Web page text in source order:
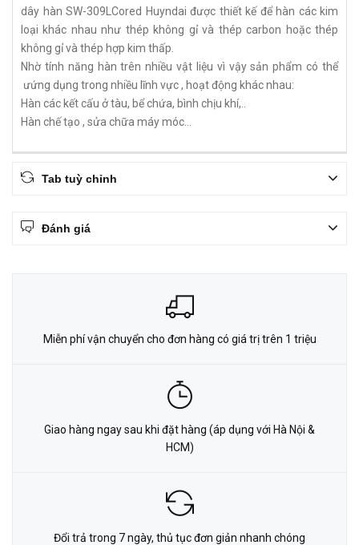
dây hàn SW-309LCored Huyndai được thiết kế để hàn các kim
loại khác nhau như thép không gỉ và thép carbon hoặc thép
không gỉ và thép hợp kim thấp.
Nhờ tính năng hàn trên nhiều vật liệu vì vậy sản phẩm có thể
ưứng dụng trong nhiều lĩnh vực , hoạt động khác nhau:
Hàn các kết cấu ở tàu, bể chứa, bình chịu khí,..
Hàn chế tạo , sửa chữa máy móc...
Tab tuỳ chỉnh
Đánh giá
Miễn phí vận chuyển cho đơn hàng có giá trị trên 1 triệu
Giao hàng ngay sau khi đặt hàng (áp dụng với Hà Nội &
HCM)
Đổi trả trong 7 ngày, thủ tục đơn giản nhanh chóng